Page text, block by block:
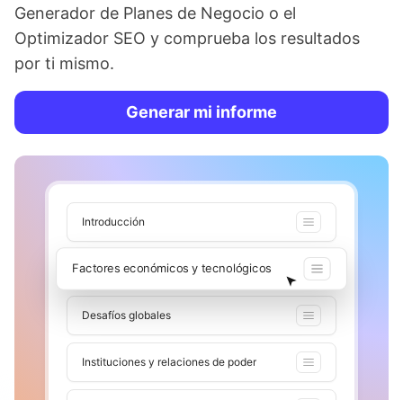
Generador de Planes de Negocio o el
Optimizador SEO y comprueba los resultados
por ti mismo.
Generar mi informe
Introducción
Desafíos globales
Instituciones y relaciones de poder
Factores económicos y tecnológicos